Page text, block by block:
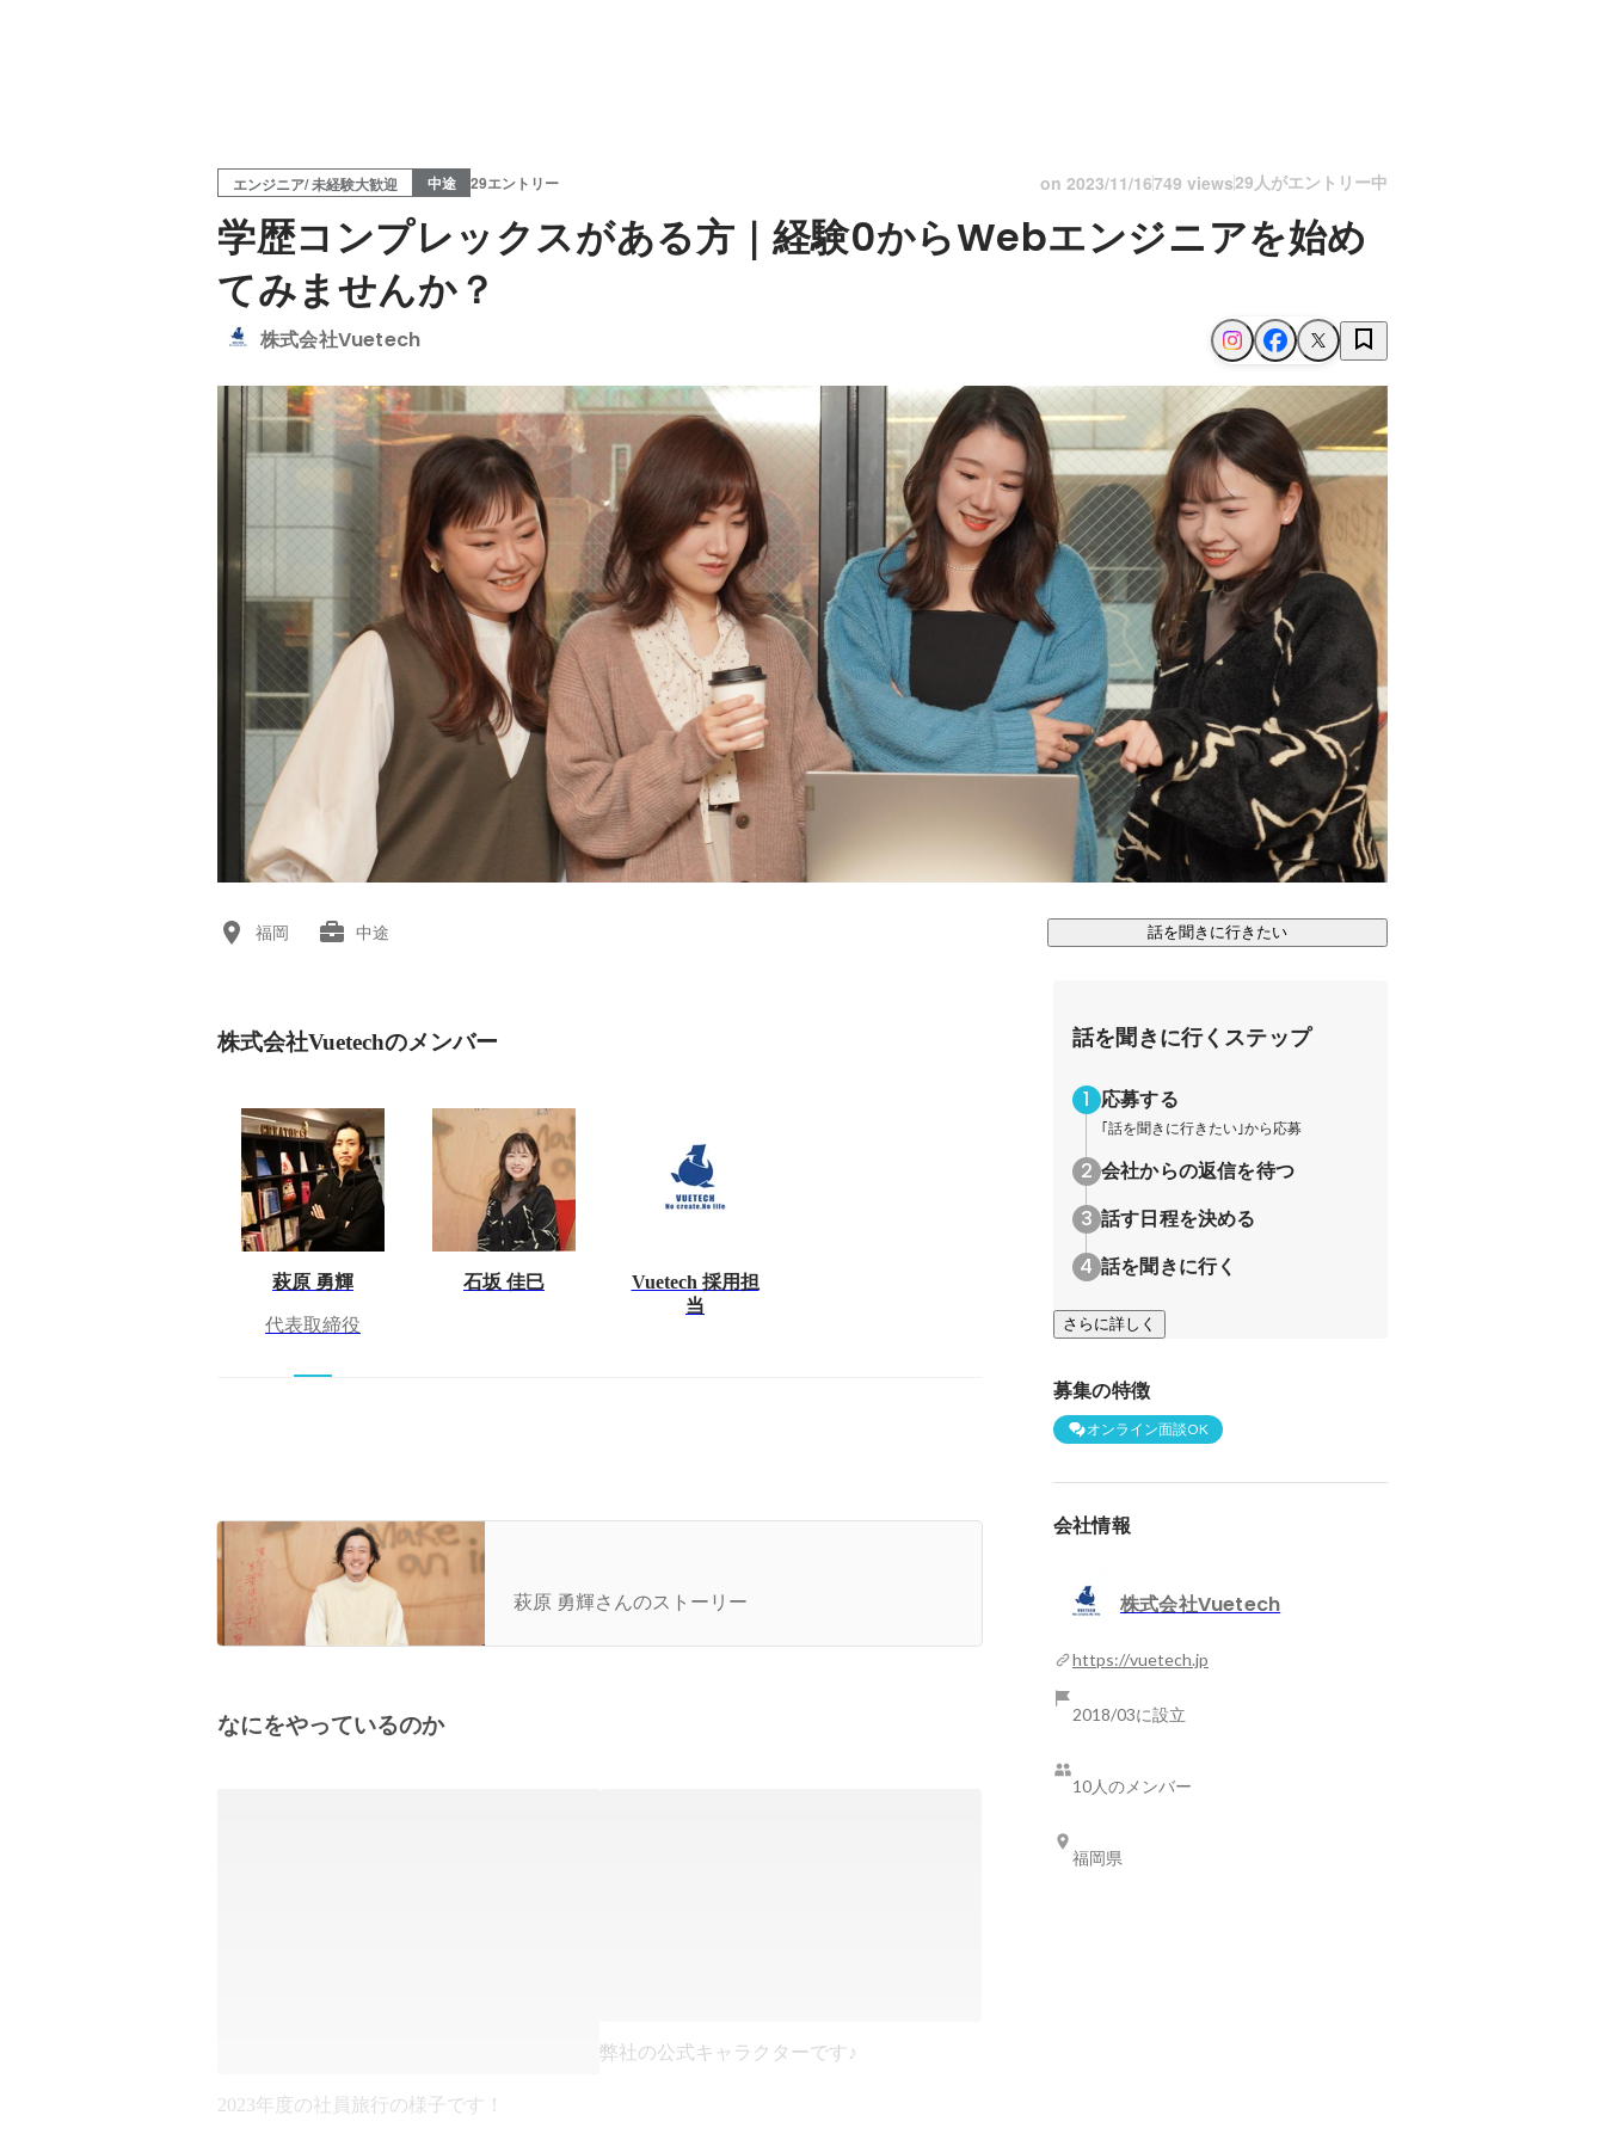
エンジニア/ 未経験大歓迎 中途 29エントリー on 2023/11/16749 views29人がエントリー中
学歴コンプレックスがある方｜経験0からWebエンジニアを始め
てみませんか？
株式会社Vuetech
福岡 中途 話を聞きに行きたい
株式会社Vuetechのメンバー
萩原 勇輝
代表取締役
石坂 佳巳
Vuetech 採用担
当
歴・経歴にとらわれない）」というビジョンを掲げ
た想いとは
萩原 勇輝さんのストーリー
なにをやっているのか
2023年度の社員旅行の様子です！
弊社の公式キャラクターです♪
話を聞きに行くステップ
応募する
｢話を聞きに行きたい｣から応募
会社からの返信を待つ
話す日程を決める
話を聞きに行く
さらに詳しく
募集の特徴
オンライン面談OK
会社情報
株式会社Vuetech
https://vuetech.jp
2018/03に設立
10人のメンバー
福岡県